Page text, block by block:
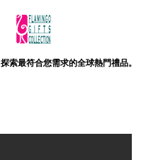
探索最符合您需求的全球熱門禮品。